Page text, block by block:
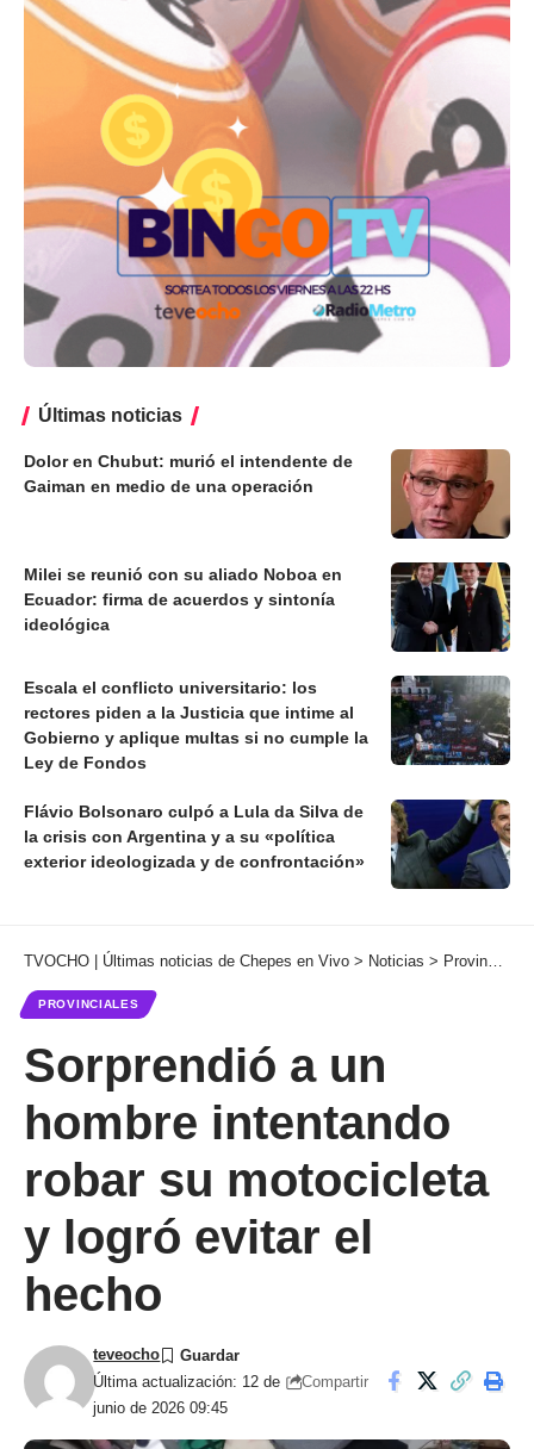
Últimas noticias
Dolor en Chubut: murió el intendente de
Gaiman en medio de una operación
Milei se reunió con su aliado Noboa en
Ecuador: firma de acuerdos y sintonía
ideológica
Escala el conflicto universitario: los
rectores piden a la Justicia que intime al
Gobierno y aplique multas si no cumple la
Ley de Fondos
Flávio Bolsonaro culpó a Lula da Silva de
la crisis con Argentina y a su «política
exterior ideologizada y de confrontación»
TVOCHO | Últimas noticias de Chepes en Vivo > Noticias > Provinciales
PROVINCIALES
Sorprendió a un
hombre intentando
robar su motocicleta
y logró evitar el
hecho
Última actualización: 12 de
junio de 2026 09:45
teveocho
Compartir